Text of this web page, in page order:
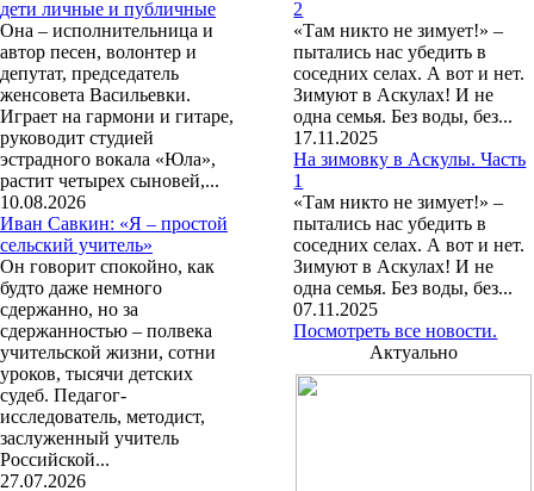
дети личные и публичные
Она – исполнительница и
автор песен, волонтер и
депутат, председатель
женсовета Васильевки.
Играет на гармони и гитаре,
руководит студией
эстрадного вокала «Юла»,
растит четырех сыновей,...
10.08.2026
Иван Савкин: «Я – простой
сельский учитель»
Он говорит спокойно, как
будто даже немного
сдержанно, но за
сдержанностью – полвека
учительской жизни, сотни
уроков, тысячи детских
судеб. Педагог-
исследователь, методист,
заслуженный учитель
Российской...
27.07.2026
2
«Там никто не зимует!» –
пытались нас убедить в
соседних селах. А вот и нет.
Зимуют в Аскулах! И не
одна семья. Без воды, без...
17.11.2025
На зимовку в Аскулы. Часть
1
«Там никто не зимует!» –
пытались нас убедить в
соседних селах. А вот и нет.
Зимуют в Аскулах! И не
одна семья. Без воды, без...
07.11.2025
Посмотреть все новости.
Актуально